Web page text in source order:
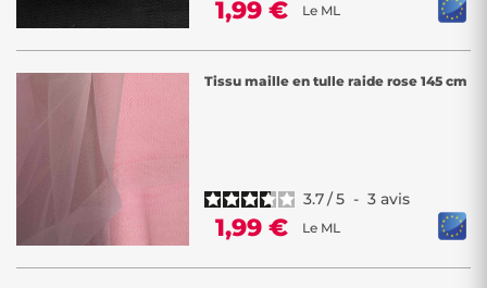
1,99 € Le ML
Tissu maille en tulle raide rose 145 cm
3.7/5 - 3 avis
1,99 € Le ML